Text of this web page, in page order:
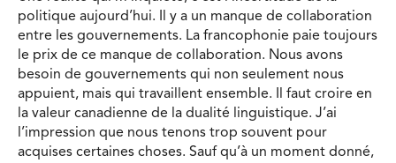
politique aujourd’hui. Il y a un manque de collaboration
entre les gouvernements. La francophonie paie toujours
le prix de ce manque de collaboration. Nous avons
besoin de gouvernements qui non seulement nous
appuient, mais qui travaillent ensemble. Il faut croire en
la valeur canadienne de la dualité linguistique. J’ai
l’impression que nous tenons trop souvent pour
acquises certaines choses. Sauf qu’à un moment donné,